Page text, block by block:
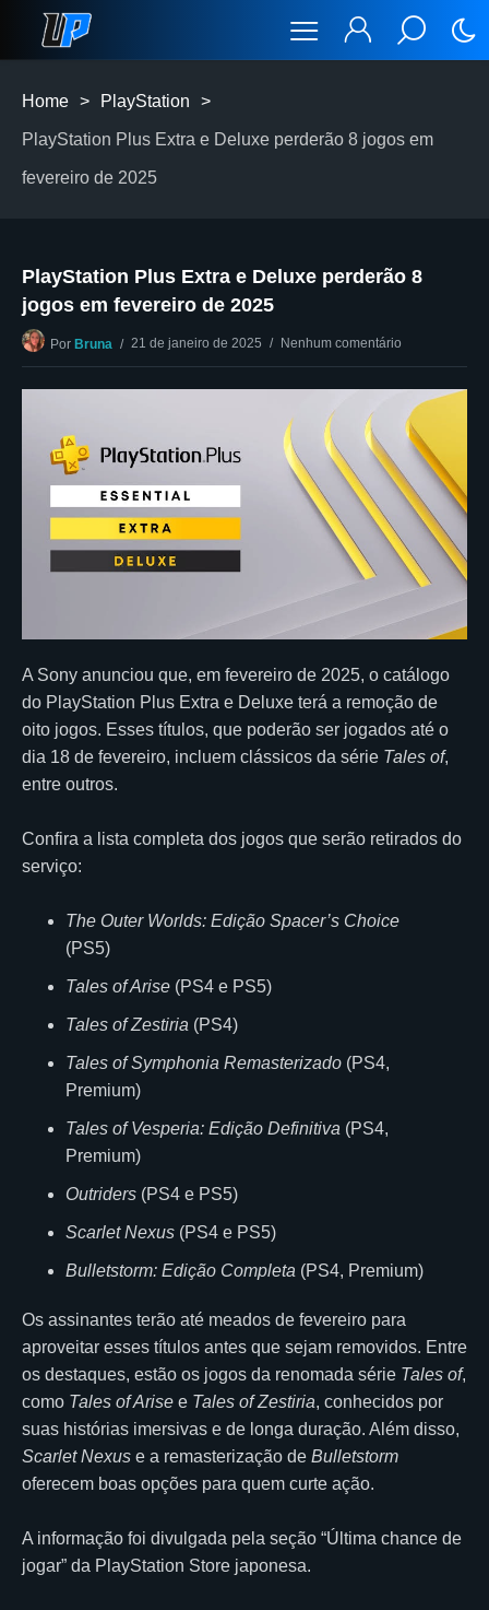
Home > PlayStation >
PlayStation Plus Extra e Deluxe perderão 8 jogos em
fevereiro de 2025
PlayStation Plus Extra e Deluxe perderão 8
jogos em fevereiro de 2025
Por Bruna 21 de janeiro de 2025 Nenhum comentário
A Sony anunciou que, em fevereiro de 2025, o catálogo
do PlayStation Plus Extra e Deluxe terá a remoção de
oito jogos. Esses títulos, que poderão ser jogados até o
dia 18 de fevereiro, incluem clássicos da série Tales of,
entre outros.
Confira a lista completa dos jogos que serão retirados do
serviço:
The Outer Worlds: Edição Spacer’s Choice
(PS5)
Tales of Arise (PS4 e PS5)
Tales of Zestiria (PS4)
Tales of Symphonia Remasterizado (PS4,
Premium)
Tales of Vesperia: Edição Definitiva (PS4,
Premium)
Outriders (PS4 e PS5)
Scarlet Nexus (PS4 e PS5)
Bulletstorm: Edição Completa (PS4, Premium)
Os assinantes terão até meados de fevereiro para
aproveitar esses títulos antes que sejam removidos. Entre
os destaques, estão os jogos da renomada série Tales of,
como Tales of Arise e Tales of Zestiria, conhecidos por
suas histórias imersivas e de longa duração. Além disso,
Scarlet Nexus e a remasterização de Bulletstorm
oferecem boas opções para quem curte ação.
A informação foi divulgada pela seção “Última chance de
jogar” da PlayStation Store japonesa.